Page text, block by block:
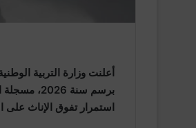
أعلنت وزارة التربية
برسم سنة
استمرار تفوق الإناث على